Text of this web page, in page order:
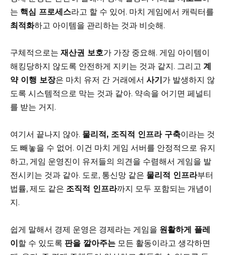
는 핵심 프로세스라고 할 수 있어. 마치 게임에서 캐릭터를
최적화하고 아이템을 관리하는 것과 비슷해.
구체적으로는 재산권 보호가 가장 중요해. 게임 아이템이
해킹당하지 않도록 안전하게 지키는 것과 같지. 그리고 계
약 이행 보장은 마치 유저 간 거래에서 사기가 발생하지 않
도록 시스템적으로 막는 것과 같아. 약속을 어기면 페널티
를 받는 거지.
여기서 끝나지 않아. 물리적, 조직적 인프라 구축이라는 것
도 빼놓을 수 없어. 이건 마치 게임 서버를 안정적으로 유지
하고, 게임 운영진이 유저들의 의견을 수렴해서 게임을 발
전시키는 것과 같아. 도로, 통신망 같은 물리적 인프라부터
법률, 제도 같은 조직적 인프라까지 모두 포함되는 개념이
지.
쉽게 말해서 경제 운영은 경제라는 게임을 원활하게 플레
이 할 수 있도록 판을 깔아주는 모든 활동이라고 생각하면